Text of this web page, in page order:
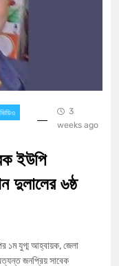
ভিডিও
3
weeks ago
ইউপি
দুলালের ৬ষ্ঠ
১ম যুগ্ম আহ্বায়ক, জেলা
জনপ্রিয় সাবেক